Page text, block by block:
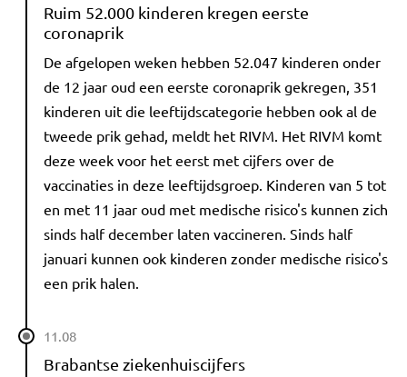
Ruim 52.000 kinderen kregen eerste
coronaprik
De afgelopen weken hebben 52.047 kinderen onder
de 12 jaar oud een eerste coronaprik gekregen, 351
kinderen uit die leeftijdscategorie hebben ook al de
tweede prik gehad, meldt het RIVM. Het RIVM komt
deze week voor het eerst met cijfers over de
vaccinaties in deze leeftijdsgroep. Kinderen van 5 tot
en met 11 jaar oud met medische risico's kunnen zich
sinds half december laten vaccineren. Sinds half
januari kunnen ook kinderen zonder medische risico's
een prik halen.
11.08
Brabantse ziekenhuiscijfers